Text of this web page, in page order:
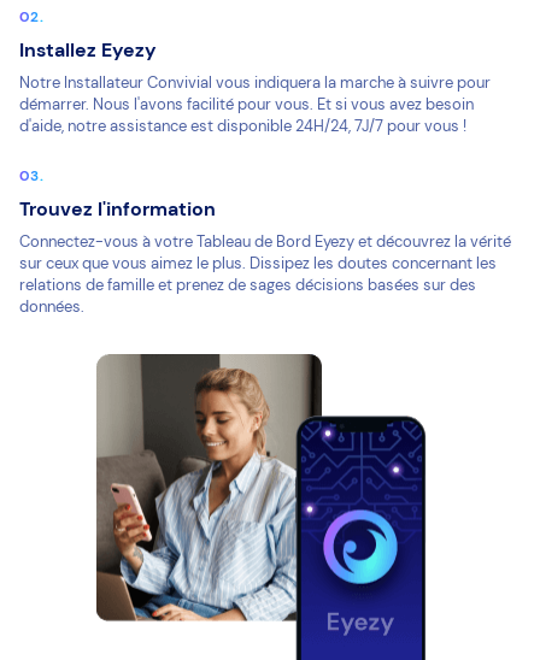
Installez Eyezy
Notre Installateur Convivial vous indiquera la marche à suivre pour
démarrer. Nous l'avons facilité pour vous. Et si vous avez besoin
d'aide, notre assistance est disponible 24H/24, 7J/7 pour vous !
Trouvez l'information
Connectez-vous à votre Tableau de Bord Eyezy et découvrez la vérité
sur ceux que vous aimez le plus. Dissipez les doutes concernant les
relations de famille et prenez de sages décisions basées sur des
données.